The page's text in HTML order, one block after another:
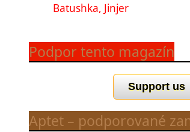
Batushka, Jinjer
Podpor tento magazín
Support us
Aptet – podporované